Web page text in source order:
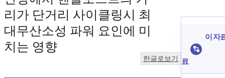
리가 단거리 사이클링시 최
대무산소성 파워 요인에 미
치는 영향
한글로보기
이 자
료